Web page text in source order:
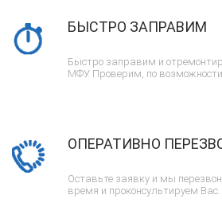
БЫСТРО ЗАПРАВИМ
Быстро заправим и
МФУ. Проверим, по
ОПЕРАТИВНО
Оставьте заявку и мы
время и проконсультируем Вас.